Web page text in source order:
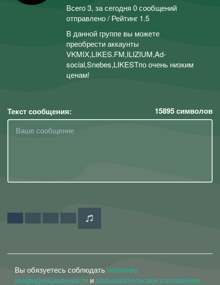
Всего 3, за сегодня 0 сообщений
отправлено / Рейтинг 1.5
В данной группе вы можете
преобрести аккаунты
VKMIX,LIKES.FM,ILIZIUM,Ad-
social,Snebes,LIKESTпо очень низким
ценам!
Текст сообщения: 15895символов
Вы обязуетесь соблюдать политику
конфиденциальности и пользовательское соглашение